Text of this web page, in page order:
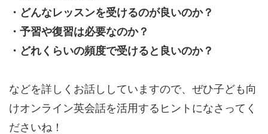
・どんなレッスンを受けるのが良いのか？
・予習や復習は必要なのか？
・どれくらいの頻度で受けると良いのか？
などを詳しくお話ししていますので、ぜひ子ども向
けオンライン英会話を活用するヒントになさってく
ださいね！